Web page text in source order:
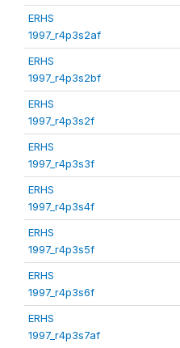
ERHS
1997_r4p3s2af
ERHS
1997_r4p3s2bf
ERHS
1997_r4p3s2f
ERHS
1997_r4p3s3f
ERHS
1997_r4p3s4f
ERHS
1997_r4p3s5f
ERHS
1997_r4p3s6f
ERHS
1997_r4p3s7af